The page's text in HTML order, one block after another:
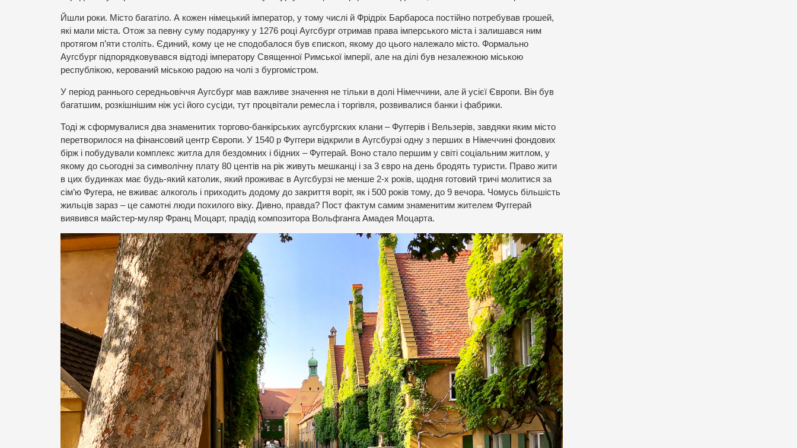
Йшли роки. Місто багатіло. А кожен німецький імператор, у тому числі й Фрідріх Барбароса постійно потребував грошей,
які мали міста. Отож за певну суму подарунку у 1276 році Аугсбург отримав права імперського міста і залишався ним
протягом п’яти століть. Єдиний, кому це не сподобалося був єпископ, якому до цього належало місто. Формально
Аугсбург підпорядковувався відтоді імператору Священної Римської імперії, але на ділі був незалежною міською
республікою, керований міською радою на чолі з бургомістром.
У період раннього середньовіччя Аугсбург мав важливе значення не тільки в долі Німеччини, але й усієї Європи. Він був
багатшим, розкішнішим ніж усі його сусіди, тут процвітали ремесла і торгівля, розвивалися банки і фабрики.
Тоді ж сформувалися два знаменитих торгово-банкірських аугсбургских клани – Фуггерів і Вельзерів, завдяки яким місто
перетворилося на фінансовий центр Європи. У 1540 р Фуггери відкрили в Аугсбурзі одну з перших в Німеччині фондових
бірж і побудували комплекс житла для бездомних і бідних – Фуггерай. Воно стало першим у світі соціальним житлом, у
якому до сьогодні за символічну плату 80 центів на рік живуть мешканці і за 3 євро на день бродять туристи. Право жити
в цих будинках має будь-який католик, який проживає в Аугсбурзі не менше 2-х років, щодня готовий тричі молитися за
сім’ю Фугера, не вживає алкоголь і приходить додому до закриття воріт, як і 500 років тому, до 9 вечора. Чомусь більшість
жильців зараз – це самотні люди похилого віку. Дивно, правда? Пост фактум самим знаменитим жителем Фуггерай
виявився майстер-муляр Франц Моцарт, прадід композитора Вольфганга Амадея Моцарта.